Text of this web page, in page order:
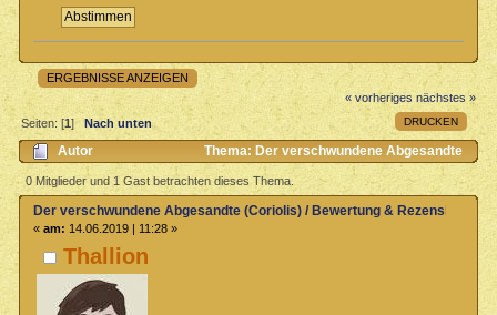
ERGEBNISSE ANZEIGEN
« vorheriges nächstes »
DRUCKEN
Seiten: [1]Nach unten
Autor
Thema: Der verschwundene Abgesandte
(Coriolis) / Bewertung & Rezensionen (Gelesen 2060 mal)
0 Mitglieder und 1 Gast betrachten dieses Thema.
Thallion
Der verschwundene Abgesandte (Coriolis) / Bewertung & Rezensionen
« am: 14.06.2019 | 11:28 »